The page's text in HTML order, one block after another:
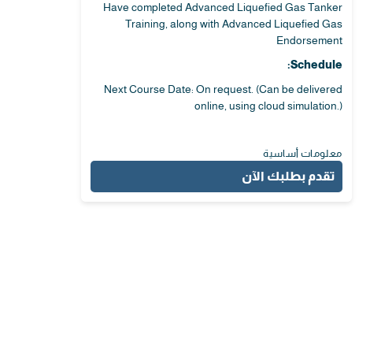
Have completed Advanced Liquefied Gas Tanker
Training, along with Advanced Liquefied Gas
Endorsement
Schedule:
Next Course Date: On request. (Can be delivered
online, using cloud simulation.)
معلومات أساسية
تقدم بطلبك الآن